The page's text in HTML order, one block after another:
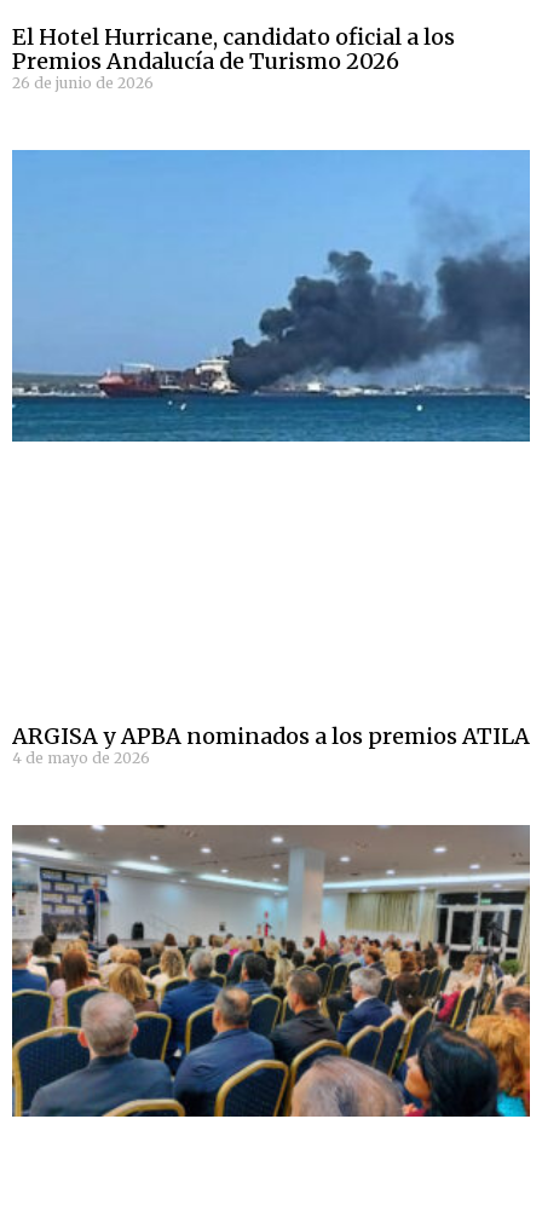
El Hotel Hurricane, candidato oficial a los
Premios Andalucía de Turismo 2026
26 de junio de 2026
ARGISA y APBA nominados a los premios ATILA
4 de mayo de 2026